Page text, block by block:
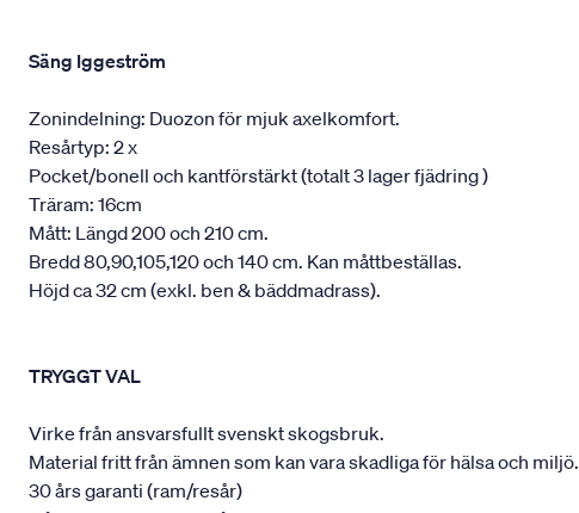
Säng Iggeström
Zonindelning: Duozon för mjuk axelkomfort.
Resårtyp: 2 x
Pocket/bonell och kantförstärkt (totalt 3 lager fjädring )
Träram: 16cm
Mått: Längd 200 och 210 cm.
Bredd 80,90,105,120 och 140 cm. Kan måttbeställas.
Höjd ca 32 cm (exkl. ben & bäddmadrass).
TRYGGT VAL
Virke från ansvarsfullt svenskt skogsbruk.
Material fritt från ämnen som kan vara skadliga för hälsa och miljö.
30 års garanti (ram/resår)